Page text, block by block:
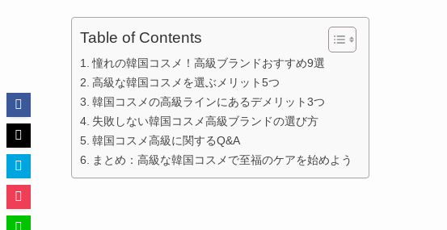
Table of Contents
憧れの韓国コスメ！高級ブランドおすすめ9選
高級な韓国コスメを選ぶメリット5つ
韓国コスメの高級ラインにあるデメリット3つ
失敗しない韓国コスメ高級ブランドの選び方
韓国コスメ高級に関するQ&A
まとめ：高級な韓国コスメで至福のケアを始めよう